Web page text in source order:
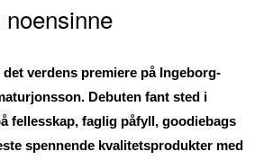
det verdens premiere på Ingeborg-
Debuten fant sted i
fellesskap, faglig påfyll, goodiebags
spennende kvalitetsprodukter med